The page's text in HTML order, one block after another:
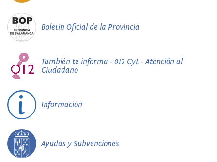
Boletín Oficial de la Provincia
También te informa - 012 CyL - Atención al
Ciudadano
Información
Ayudas y Subvenciones